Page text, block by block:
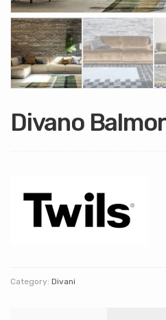
Divano
Category: Divani